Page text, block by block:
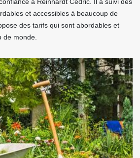
et accessibles à beaucoup de
des tarifs qui sont abordables et
de monde.